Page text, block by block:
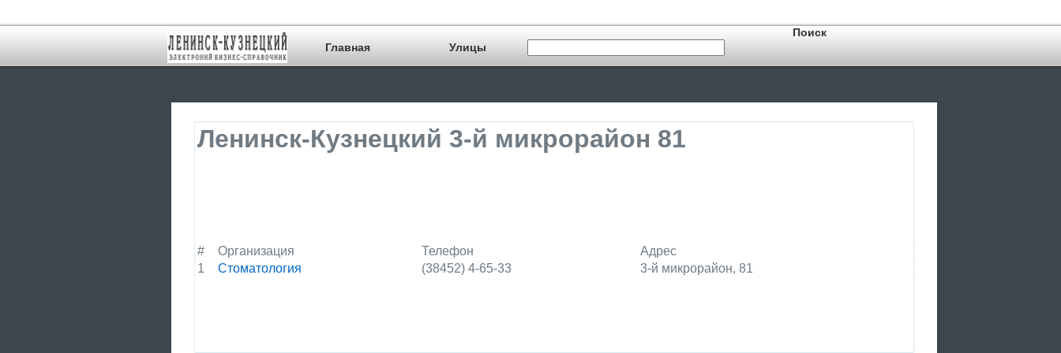
Главная Улицы
Ленинск-Кузнецкий 3-й микрорайон 81
# Организация Телефон
Адрес
1
Стоматология (38452) 4-65-33 3-й микрорайон, 81